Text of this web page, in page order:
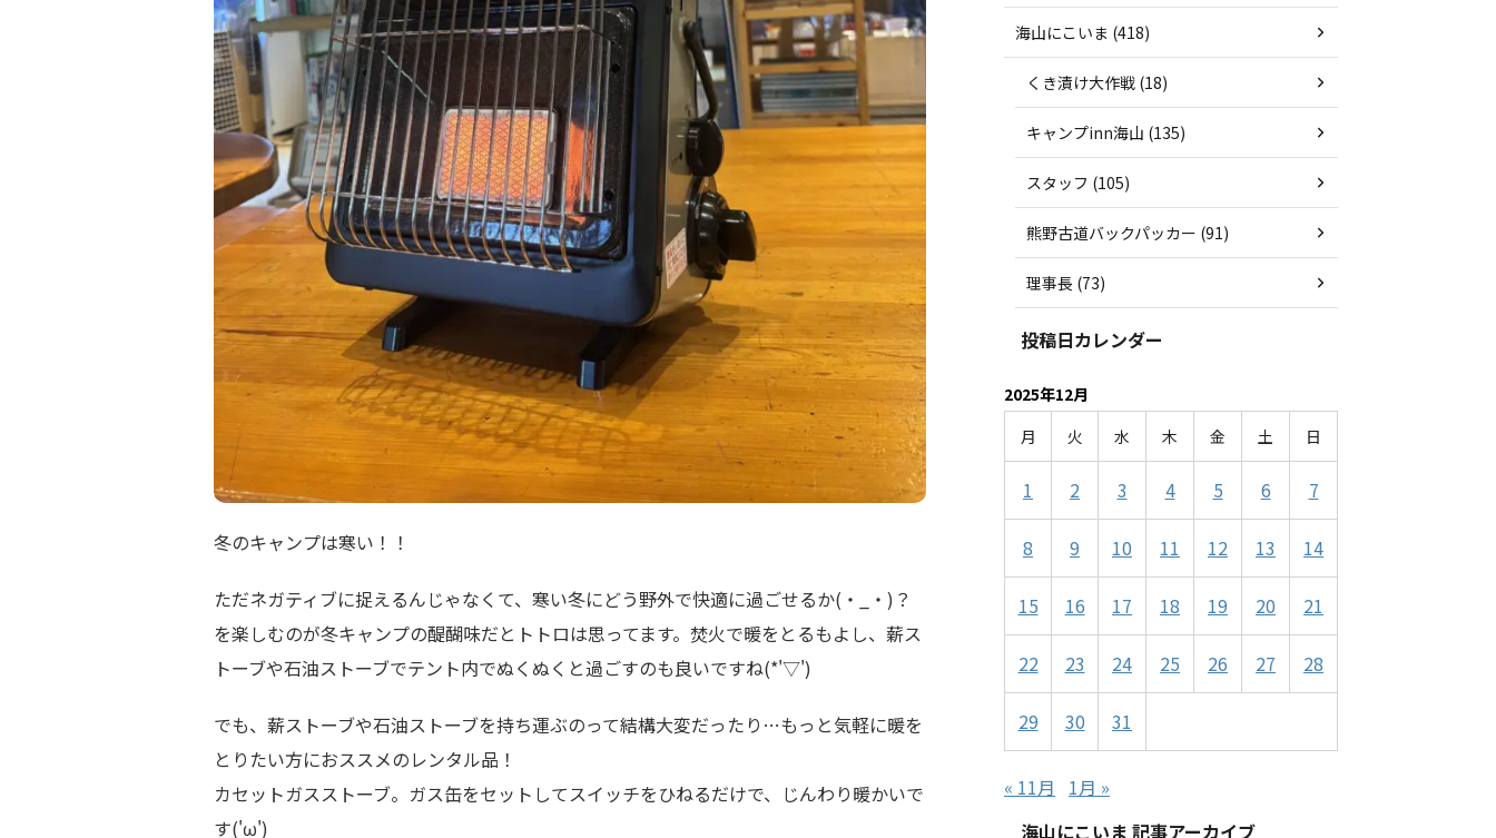
冬のキャンプは寒い！！
ただネガティブに捉えるんじゃなくて、寒い冬にどう野外で快適に過ごせるか(・_・)？
を楽しむのが冬キャンプの醍醐味だとトトロは思ってます。焚火で暖をとるもよし、薪ス
トーブや石油ストーブでテント内でぬくぬくと過ごすのも良いですね(*'▽')
でも、薪ストーブや石油ストーブを持ち運ぶのって結構大変だったり…もっと気軽に暖を
とりたい方におススメのレンタル品！
カセットガスストーブ。ガス缶をセットしてスイッチをひねるだけで、じんわり暖かいで
す('ω')
海山にこいま (418)
くき漬け大作戦 (18)
キャンプinn海山 (135)
スタッフ (105)
熊野古道バックパッカー (91)
理事長 (73)
投稿日カレンダー
2025年12月
月
火 水 木 金 土 日
1 2 3 4 5 6 7
8 9 10 11 12 13 14
15 16 17 18 19 20 21
22 23 24 25 26 27 28
29 30 31
« 11月
1月 »
海山にこいま 記事アーカイブ